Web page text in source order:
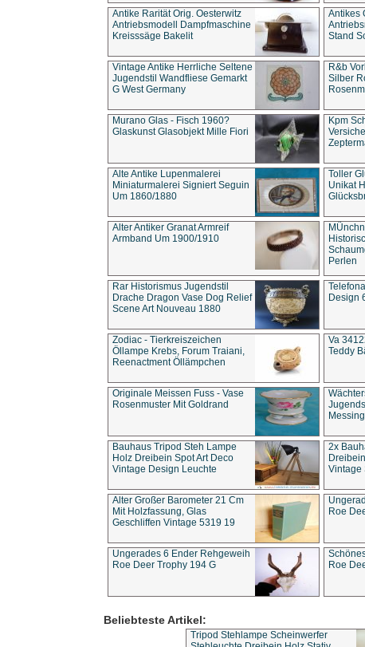
Antike Rarität Orig. Oesterwitz
Antriebsmodell Dampfmaschine
Kreisssäge Bakelit
Antikes
Stand
Vintage Antike Herrliche Seltene
Jugendstil Wandfliese Gemarkt
G West Germany
R&b
Silber
Murano Glas - Fisch 1960?
Glaskunst Glasobjekt Mille Fiori
Kpm
Alte Antike Lupenmalerei
Miniaturmalerei Signiert Seguin
Um 1860/1880
Toller
Unikat
Alter Antiker Granat Armreif
Armband Um 1900/1910
Perlen
Rar Historismus Jugendstil
Drache Dragon Vase Dog Relief
Scene Art Nouveau 1880
Design
Zodiac - Tierkreiszeichen
Öllampe Krebs, Forum Traiani,
Reenactment Öllämpchen
Va
Teddy
Originale Meissen Fuss - Vase
Rosenmuster Mit Goldrand
Bauhaus Tripod Steh Lampe
Holz Dreibein Spot Art Deco
Vintage Design Leuchte
2x
Vintage
Alter Großer Barometer 21 Cm
Mit Holzfassung, Glas
Geschliffen Vintage 5319 19
Roe
Ungerades 6 Ender Rehgeweih
Roe Deer Trophy 194 G
Roe
Beliebteste Artikel:
Tripod Stehlampe Scheinwerfer